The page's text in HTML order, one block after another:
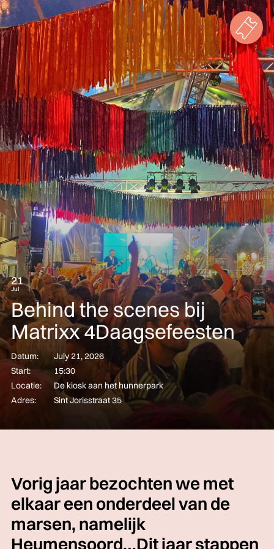
21
Jul
Behind the scenes bij
Matrixx 4Daagsefeesten
Datum:
July 21, 2026
Start:
15:30
Locatie:
De kiosk aan het hunnerpark
Adres:
Sint Jorisstraat 35
Vorig jaar bezochten we met
elkaar een onderdeel van de
marsen, namelijk
Heumensoord…Dit jaar stappen